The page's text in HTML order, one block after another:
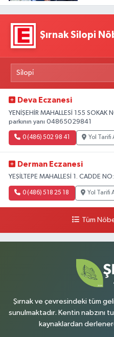
Şırnak Silopi
Deva Eczanesi
YENİŞEHİR MAHALLESİ 155
parkının yanı 04865029841
0 (486) 502 98 41 Yol Tarifi
Derman Eczanesi
YEŞİLTEPE MAHALLESİ 1. CADDE
0 (486) 518 25 18 Yol Tarifi
Tüm
Şırnak ve çevresindeki tüm
sunulmaktadır. Kentin nabzını
kaynaklardan